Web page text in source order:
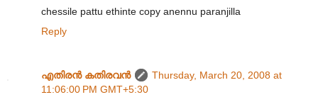
chessile pattu ethinte copy anennu paranjilla
Reply
എതിരന്‍ കതിരവന്‍
Thursday, March 20, 2008 at
11:06:00 PM GMT+5:30